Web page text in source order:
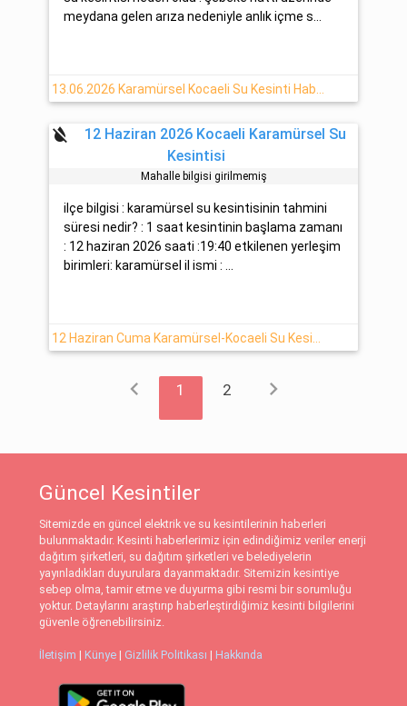
meydana gelen arıza nedeniyle anlık içme s...
format_color_reset
12 Haziran 2026 Kocaeli Karamürsel Su
Kesintisi
Mahalle bilgisi girilmemiş
ilçe bilgisi : karamürsel su kesintisinin tahmini
süresi nedir? : 1 saat kesintinin başlama zamanı
: 12 haziran 2026 saati :19:40 etkilenen yerleşim
birimleri: karamürsel il ismi : ...
chevron_left 1 2 chevron_right
Güncel Kesintiler
Sitemizde en güncel elektrik ve su kesintilerinin haberleri
bulunmaktadır. Kesinti haberlerimiz için edindiğimiz veriler enerji
dağıtım şirketleri, su dağıtım şirketleri ve belediyelerin
yayınladıkları duyurulara dayanmaktadır. Sitemizin kesintiye
sebep olma, tamir etme ve duyurma gibi resmi bir sorumluğu
yoktur. Detaylarını araştırıp haberleştirdiğimiz kesinti bilgilerini
güvenle öğrenebilirsiniz.
İletişim | Künye | Gizlilik Politikası | Hakkında